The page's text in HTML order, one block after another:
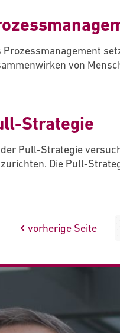
Prozessmanagement
von
Strategie
der Pull-Strategie
Die Pull-
vorherige Seite